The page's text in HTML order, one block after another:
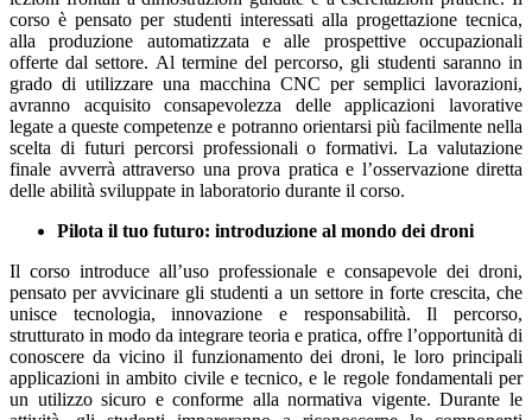
corso è pensato per studenti interessati alla progettazione tecnica,
alla produzione automatizzata e alle prospettive occupazionali
offerte dal settore. Al termine del percorso, gli studenti saranno in
grado di utilizzare una macchina CNC per semplici lavorazioni,
avranno acquisito consapevolezza delle applicazioni lavorative
legate a queste competenze e potranno orientarsi più facilmente nella
scelta di futuri percorsi professionali o formativi. La valutazione
finale avverrà attraverso una prova pratica e l’osservazione diretta
delle abilità sviluppate in laboratorio durante il corso.
Pilota il tuo futuro: introduzione al mondo dei droni
Il corso introduce all’uso professionale e consapevole dei droni,
pensato per avvicinare gli studenti a un settore in forte crescita, che
unisce tecnologia, innovazione e responsabilità. Il percorso,
strutturato in modo da integrare teoria e pratica, offre l’opportunità di
conoscere da vicino il funzionamento dei droni, le loro principali
applicazioni in ambito civile e tecnico, e le regole fondamentali per
un utilizzo sicuro e conforme alla normativa vigente. Durante le